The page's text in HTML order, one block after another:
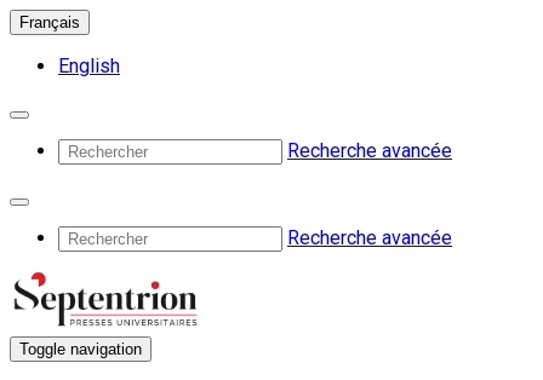
Français
English
Recherche avancée
Recherche avancée
Toggle navigation